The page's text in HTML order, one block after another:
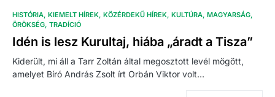
HISTÓRIA KIEMELT HÍREK KÖZÉRDEKŰ HÍREK KULTÚRA MAGYARSÁG
ÖRÖKSÉG TRADÍCIÓ
Idén is lesz Kurultaj, hiába „áradt a Tisza”
Kiderült, mi áll a Tarr Zoltán által megosztott levél mögött,
amelyet Bíró András Zsolt írt Orbán Viktor volt…